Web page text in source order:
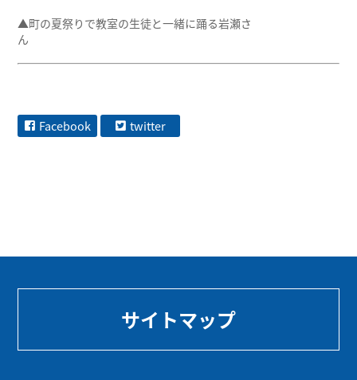
▲町の夏祭りで教室の生徒と一緒に踊る岩瀬さ
ん
Facebook twitter
サイトマップ